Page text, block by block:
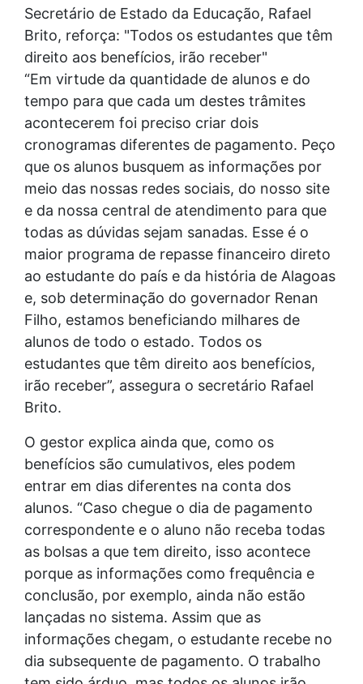
Secretário de Estado da Educação, Rafael
Brito, reforça: "Todos os estudantes que têm
direito aos benefícios, irão receber"
“Em virtude da quantidade de alunos e do
tempo para que cada um destes trâmites
acontecerem foi preciso criar dois
cronogramas diferentes de pagamento. Peço
que os alunos busquem as informações por
meio das nossas redes sociais, do nosso site
e da nossa central de atendimento para que
todas as dúvidas sejam sanadas. Esse é o
maior programa de repasse financeiro direto
ao estudante do país e da história de Alagoas
e, sob determinação do governador Renan
Filho, estamos beneficiando milhares de
alunos de todo o estado. Todos os
estudantes que têm direito aos benefícios,
irão receber”, assegura o secretário Rafael
Brito.
O gestor explica ainda que, como os
benefícios são cumulativos, eles podem
entrar em dias diferentes na conta dos
alunos. “Caso chegue o dia de pagamento
correspondente e o aluno não receba todas
as bolsas a que tem direito, isso acontece
porque as informações como frequência e
conclusão, por exemplo, ainda não estão
lançadas no sistema. Assim que as
informações chegam, o estudante recebe no
dia subsequente de pagamento. O trabalho